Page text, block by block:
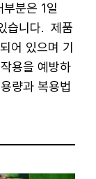
분은 1일
습니다. 제품
어 있으며 기
용을 예방하
량과 복용법